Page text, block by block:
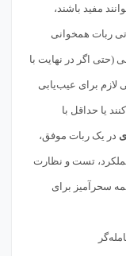
مفید باشند،
ربات همخوانی
(حتی اگر در نهایت با
لازم برای عیب‌یابی
یا حداقل با
در یک ربات موفق،
تست و نظارت
سحرآمیز برای